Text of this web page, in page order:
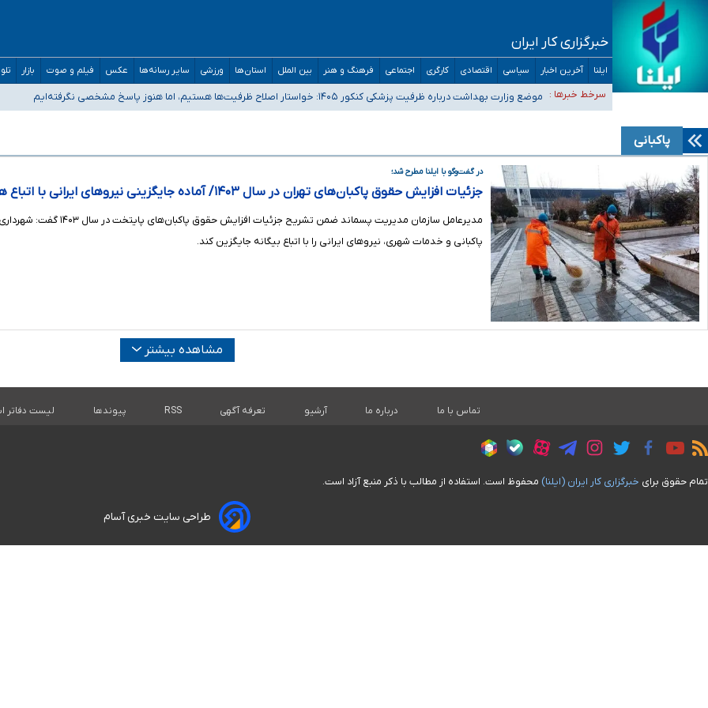
خبرگزاری کار ایران
ایلنا آخرین اخبار سیاسی اقتصادی کارگری اجتماعی فرهنگ و هنر بین الملل استان‌ها ورزشی سایر رسانه‌ها عکس فیلم و صوت بازار
سرخط خبرها :
۴۰ تا ۵۰ روز گرمای نسبی در پیش داریم/ دمای تهران به ۳۸ درجه می‌رسد
موضع وزارت بهداشت درباره ظرفیت پزشکی کنکور ۱۴۰۵: خواستار اصلاح ظرفیت‌ها هستیم، اما هنوز پاسخ مشخصی نگرفته‌ایم
آخرین وضعیت شیوع عفونت‌های تنفسی در کشور/ خوزستان و کرمان بالاتر از آستانه هشدار
پاکبانی
در گفت‌وگو با ایلنا مطرح شد؛
جزئیات افزایش حقوق پاکبان‌های تهران در سال ۱۴۰۳/ آماده جایگزینی نیروهای ایرانی با اتباع هستیم
مدیرعامل سازمان مدیریت
پاکبانی و خدمات شهری، نیروهای ایرانی را با اتباع بیگانه جایگزین کند.
مشاهده بیشتر
تماس با ما درباره ما آرشیو تعرفه آگهی RSS پیوندها لیست دفاتر
تمام حقوق برای خبرگزاری کار ايران (ايلنا) محفوظ است. استفاده از مطالب با ذکر منبع آزاد است.
طراحی سایت خبری آسام